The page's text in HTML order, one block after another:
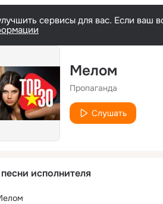
сервисы для вас. Если ваш
Мелом
Пропаганда
Слушать
исполнителя